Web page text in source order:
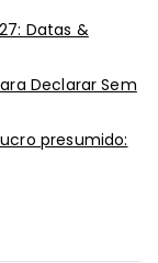
Datas &
Declarar Sem
presumido: